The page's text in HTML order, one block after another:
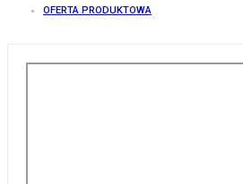
OFERTA PRODUKTOWA